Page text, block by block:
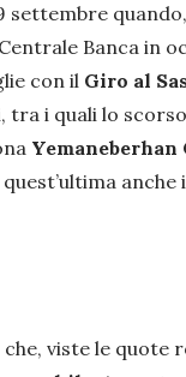
Banca in
con il Giro al
i quali lo
Yemaneberhan
quest’ultima anche
viste le